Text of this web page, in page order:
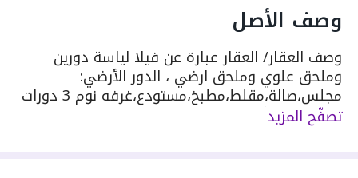
وصف الأصل
وصف العقار/ العقار عبارة عن فيلا لياسة دورين
وملحق علوي وملحق ارضي ، الدور الأرضي:
مجلس،صالة،مقلط،مطبخ،مستودع،غرفه نوم 3 دورات
تصفّح المزيد